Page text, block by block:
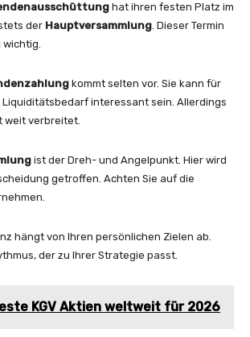
hat ihren festen Platz im
der Hauptversammlung. Dieser Termin
wichtig.
kommt selten vor. Sie kann für
Liquiditätsbedarf interessant sein. Allerdings
weit verbreitet.
ist der Dreh- und Angelpunkt. Hier wird
getroffen. Achten Sie auf die
hängt von Ihren persönlichen Zielen ab.
der zu Ihrer Strategie passt.
KGV Aktien weltweit für 2026